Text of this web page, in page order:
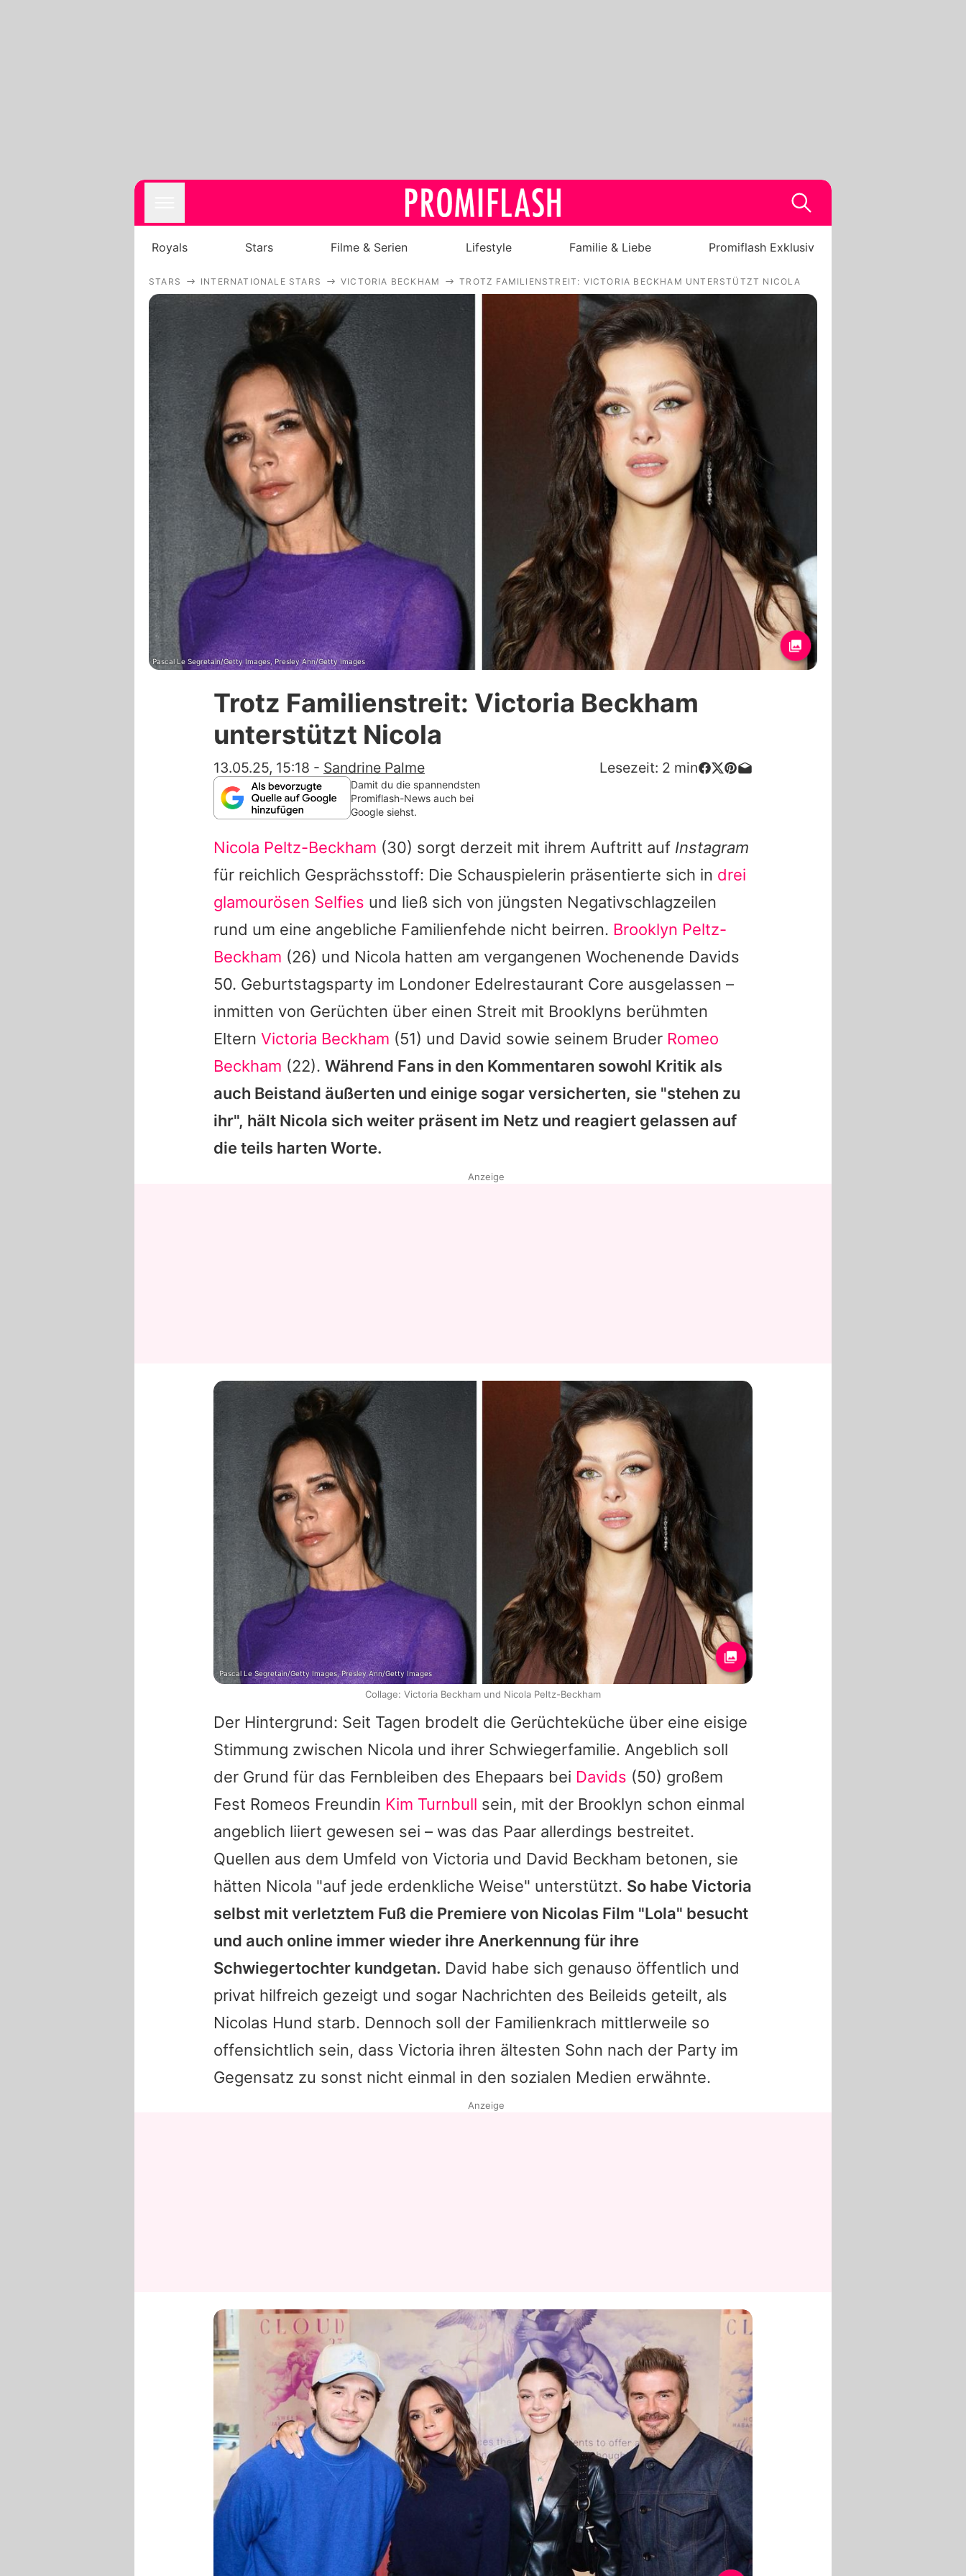
Royals
Promiflash Exklusiv
Alle Themen auf Promiflash
Redaktionelle Richtlinien
Impressum
Datenschutzerklärung
Nutzungsbedingungen
Utiq verwalten
Royals Stars Filme & Serien Lifestyle Familie & Liebe Promiflash Exklusiv
STARS INTERNATIONALE STARS VICTORIA BECKHAM TROTZ FAMILIENSTREIT: VICTORIA BECKHAM UNTERSTÜTZT NICOLA
Pascal Le Segretain/Getty Images, Presley Ann/Getty Images
Trotz Familienstreit: Victoria Beckham
unterstützt Nicola
13.05.25, 15:18 - Sandrine Palme Lesezeit: 2 min
Damit du die spannendsten
Promiflash-News auch bei
Google siehst.
Nicola Peltz-Beckham (30) sorgt derzeit mit ihrem Auftritt auf Instagram
für reichlich Gesprächsstoff: Die Schauspielerin präsentierte sich in drei
glamourösen Selfies und ließ sich von jüngsten Negativschlagzeilen
rund um eine angebliche Familienfehde nicht beirren. Brooklyn Peltz-
Beckham (26) und Nicola hatten am vergangenen Wochenende Davids
50. Geburtstagsparty im Londoner Edelrestaurant Core ausgelassen –
inmitten von Gerüchten über einen Streit mit Brooklyns berühmten
Eltern Victoria Beckham (51) und David sowie seinem Bruder Romeo
Beckham (22). Während Fans in den Kommentaren sowohl Kritik als
auch Beistand äußerten und einige sogar versicherten, sie "stehen zu
ihr", hält Nicola sich weiter präsent im Netz und reagiert gelassen auf
die teils harten Worte.
Der Hintergrund: Seit Tagen brodelt die Gerüchteküche über eine eisige
Stimmung zwischen Nicola und ihrer Schwiegerfamilie. Angeblich soll
der Grund für das Fernbleiben des Ehepaars bei Davids (50) großem
Fest Romeos Freundin Kim Turnbull sein, mit der Brooklyn schon einmal
angeblich liiert gewesen sei – was das Paar allerdings bestreitet.
Quellen aus dem Umfeld von Victoria und David Beckham betonen, sie
hätten Nicola "auf jede erdenkliche Weise" unterstützt. So habe Victoria
selbst mit verletztem Fuß die Premiere von Nicolas Film "Lola" besucht
und auch online immer wieder ihre Anerkennung für ihre
Schwiegertochter kundgetan. David habe sich genauso öffentlich und
privat hilfreich gezeigt und sogar Nachrichten des Beileids geteilt, als
Nicolas Hund starb. Dennoch soll der Familienkrach mittlerweile so
offensichtlich sein, dass Victoria ihren ältesten Sohn nach der Party im
Gegensatz zu sonst nicht einmal in den sozialen Medien erwähnte.
Anzeige
Pascal Le Segretain/Getty Images, Presley Ann/Getty Images
Collage: Victoria Beckham und Nicola Peltz-Beckham
Anzeige